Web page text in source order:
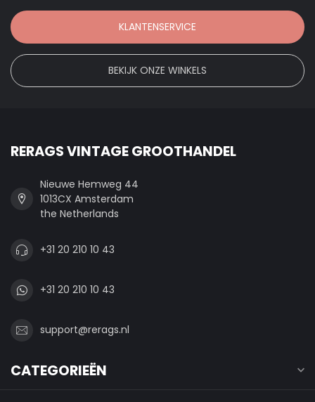
KLANTENSERVICE
BEKIJK ONZE WINKELS
RERAGS VINTAGE GROOTHANDEL
Nieuwe Hemweg 44
1013CX Amsterdam
the Netherlands
+31 20 210 10 43
+31 20 210 10 43
support@rerags.nl
CATEGORIEËN